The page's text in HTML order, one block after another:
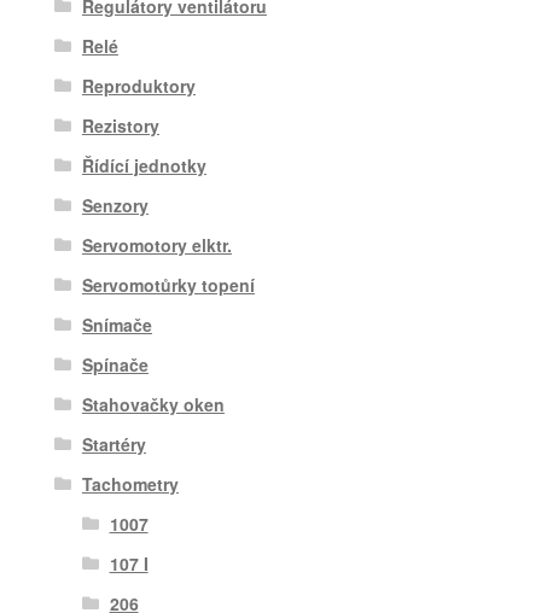
Regulátory ventilátoru
Relé
Reproduktory
Rezistory
Řídící jednotky
Senzory
Servomotory elktr.
Servomotůrky topení
Snímače
Spínače
Stahovačky oken
Startéry
Tachometry
1007
107 I
206